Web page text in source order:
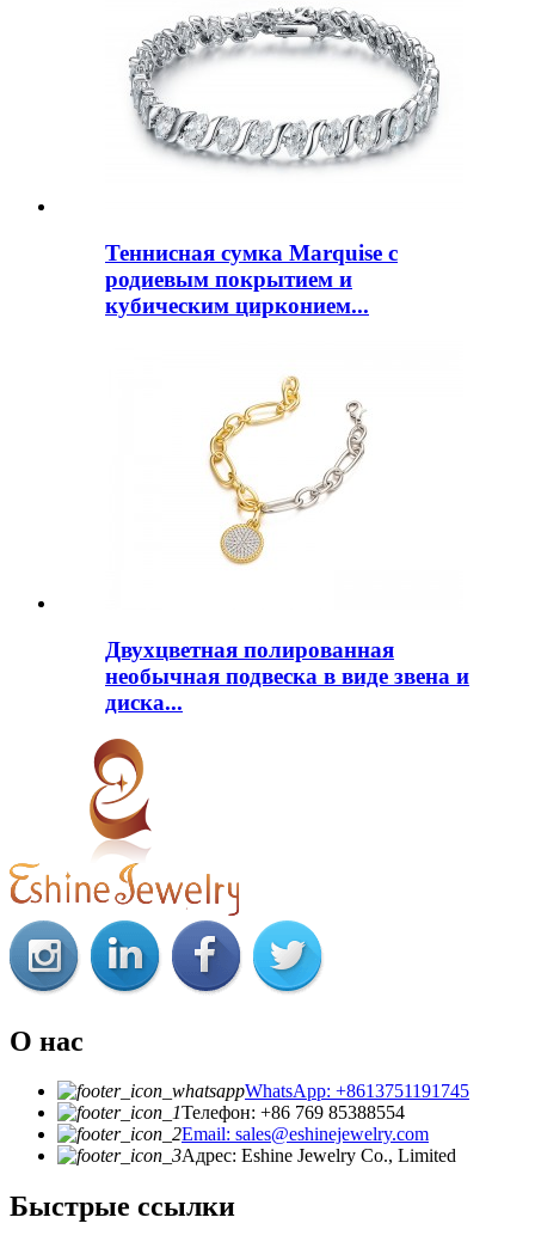
Теннисная сумка Marquise с
родиевым покрытием и
кубическим цирконием...
Двухцветная полированная
необычная подвеска в виде звена и
диска...
О нас
WhatsApp: +8613751191745
Телефон: +86 769 85388554
Email: sales@eshinejewelry.com
Адрес: Eshine Jewelry Co., Limited
Быстрые ссылки